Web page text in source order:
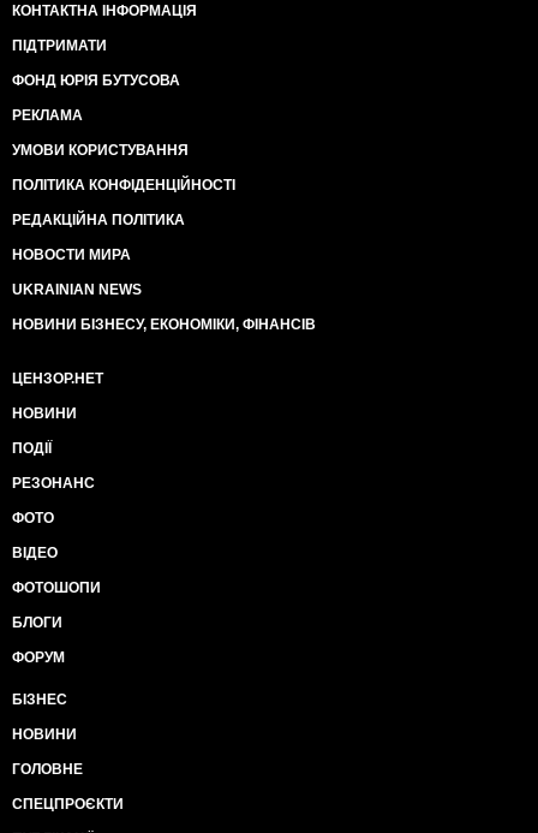
КОНТАКТНА ІНФОРМАЦІЯ
ПІДТРИМАТИ
ФОНД ЮРІЯ БУТУСОВА
РЕКЛАМА
УМОВИ КОРИСТУВАННЯ
ПОЛІТИКА КОНФІДЕНЦІЙНОСТІ
РЕДАКЦІЙНА ПОЛІТИКА
НОВОСТИ МИРА
UKRAINIAN NEWS
НОВИНИ БІЗНЕСУ, ЕКОНОМІКИ, ФІНАНСІВ
ЦЕНЗОР.НЕТ
НОВИНИ
ПОДІЇ
РЕЗОНАНС
ФОТО
ВІДЕО
ФОТОШОПИ
БЛОГИ
ФОРУМ
БІЗНЕС
НОВИНИ
ГОЛОВНЕ
СПЕЦПРОЄКТИ